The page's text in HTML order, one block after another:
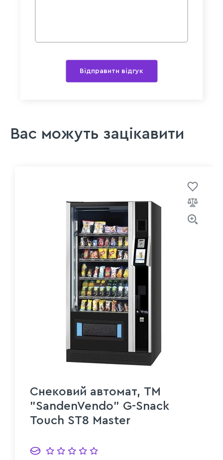
Відправити відгук
Вас можуть зацікавити
Снековий автомат, TM
"SandenVendo" G-Snack
Touch ST8 Master